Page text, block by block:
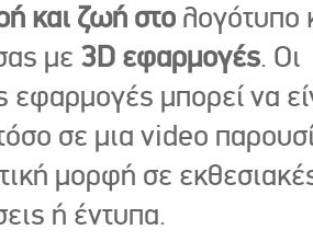
και ζωή στο λογότυπο
με 3D εφαρμογές. Οι
εφαρμογές μπορεί να
σε μια video
μορφή σε
ή έντυπα.